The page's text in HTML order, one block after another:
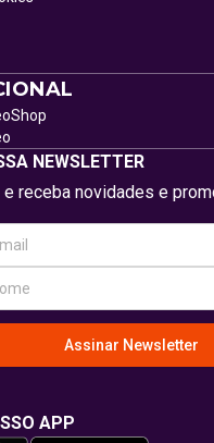
NEWSLETTER
receba novidades e
Assinar Newsletter
APP